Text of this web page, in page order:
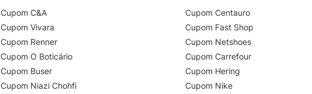
Cupom C&A
Cupom Vivara
Cupom Renner
Cupom O Boticário
Cupom Buser
Cupom Niazi Chohfi
Cupom Centauro
Cupom Fast Shop
Cupom Netshoes
Cupom Carrefour
Cupom Hering
Cupom Nike